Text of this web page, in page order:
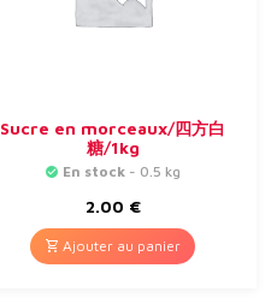
Sucre en morceaux/四方白
糖/1kg
En stock - 0.5 kg
2.00 €
Ajouter au panier